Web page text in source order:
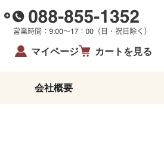
マイページ カートを見る
会社概要